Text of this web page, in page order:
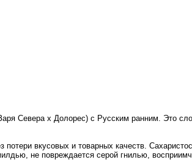
Севера х Долорес) с Русским ранним. Это
вкусовых и товарных качеств.
не повреждается серой гнилью,